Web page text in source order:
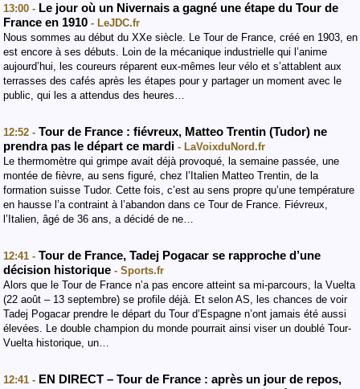
13:00 - Le jour où un Nivernais a gagné une étape du Tour de
France en 1910 - LeJDC.fr
Nous sommes au début du XXe siècle. Le Tour de France, créé en 1903, en
est encore à ses débuts. Loin de la mécanique industrielle qui l’anime
aujourd’hui, les coureurs réparent eux-mêmes leur vélo et s’attablent aux
terrasses des cafés après les étapes pour y partager un moment avec le
public, qui les a attendus des heures…
12:52 - Tour de France : fiévreux, Matteo Trentin (Tudor) ne
prendra pas le départ ce mardi - LaVoixduNord.fr
Le thermomètre qui grimpe avait déjà provoqué, la semaine passée, une
montée de fièvre, au sens figuré, chez l’Italien Matteo Trentin, de la
formation suisse Tudor. Cette fois, c’est au sens propre qu’une température
en hausse l’a contraint à l’abandon dans ce Tour de France. Fiévreux,
l’Italien, âgé de 36 ans, a décidé de ne…
12:41 - Tour de France, Tadej Pogacar se rapproche d’une
décision historique - Sports.fr
Alors que le Tour de France n’a pas encore atteint sa mi-parcours, la Vuelta
(22 août – 13 septembre) se profile déjà. Et selon AS, les chances de voir
Tadej Pogacar prendre le départ du Tour d’Espagne n’ont jamais été aussi
élevées. Le double champion du monde pourrait ainsi viser un doublé Tour-
Vuelta historique, un…
12:41 - EN DIRECT – Tour de France : après un jour de repos,